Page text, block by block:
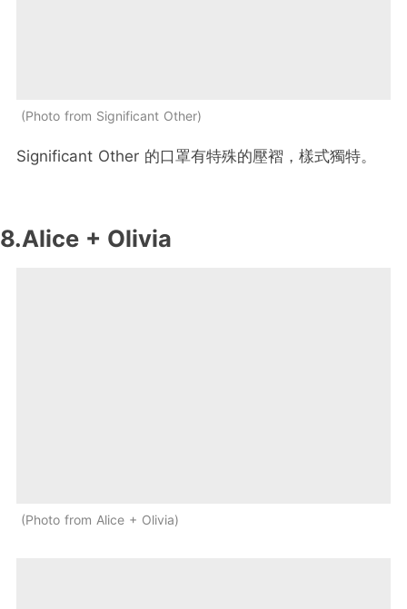
Photo from Significant Other
Significant Other 的口罩有特殊的壓褶，樣式獨特。
8.Alice + Olivia
Photo from Alice + Olivia